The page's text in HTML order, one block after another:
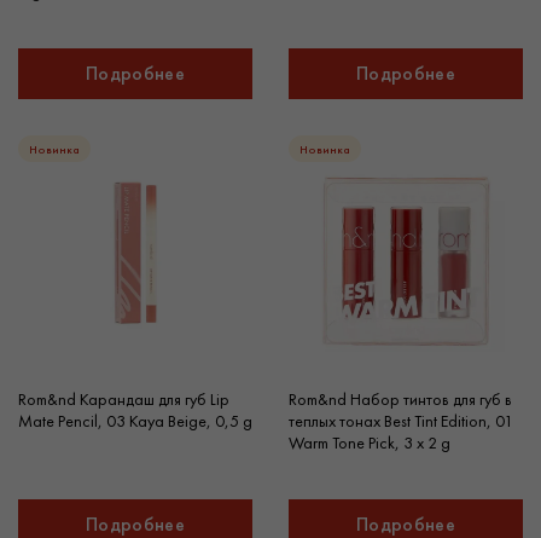
Подробнее Подробнее
Новинка
Rom&nd Карандаш для губ Lip
Mate Pencil, 03 Kaya Beige, 0,5 g
Подробнее
Новинка
Rom&nd Набор тинтов для губ в
теплых тонах Best Tint Edition, 01
Warm Tone Pick, 3 х 2 g
Подробнее